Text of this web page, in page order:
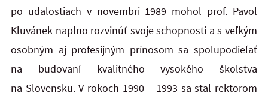
po udalostiach v novembri 1989 mohol prof. Pavol
Kluvánek naplno rozvinúť svoje schopnosti a s veľkým
osobným aj profesijným prínosom sa spolupodieľať
na budovaní kvalitného vysokého školstva
na Slovensku. V rokoch 1990 – 1993 sa stal rektorom